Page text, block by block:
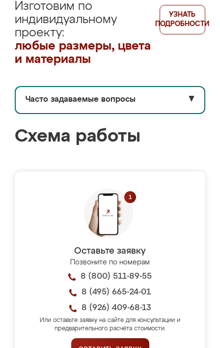
Изготовим по
индивидуальному
проекту:
любые размеры, цвета
и материалы
УЗНАТЬ
ПОДРОБНОСТИ
Часто задаваемые вопросы ▼
Схема работы
Оставьте заявку
Позвоните по номерам
8 (800) 511-89-55
8 (495) 665-24-01
8 (926) 409-68-13
Или оставьте заявку на сайте для консультации и
предварительного расчёта стоимости.